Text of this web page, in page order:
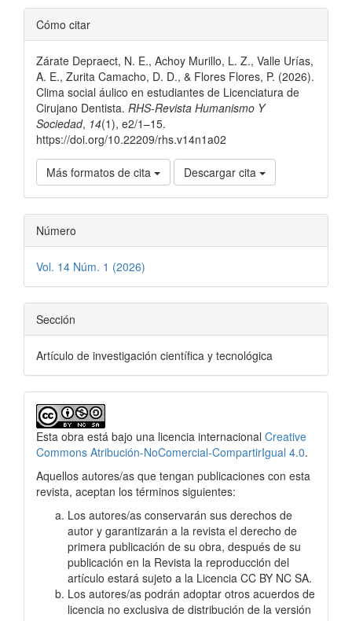
Detalles
del
artículo
Cómo citar
Zárate Depraect, N. E., Achoy Murillo, L. Z., Valle Urías,
A. E., Zurita Camacho, D. D., & Flores Flores, P. (2026).
Clima social áulico en estudiantes de Licenciatura de
Cirujano Dentista. RHS-Revista Humanismo Y
Sociedad, 14(1), e2/1–15.
https://doi.org/10.22209/rhs.v14n1a02
Más formatos de cita Descargar cita
Número
Vol. 14 Núm. 1 (2026)
Sección
Artículo de investigación científica y tecnológica
Esta obra está bajo una licencia internacional Creative
Commons Atribución-NoComercial-CompartirIgual 4.0.
Aquellos autores/as que tengan publicaciones con esta
revista, aceptan los términos siguientes:
Los autores/as conservarán sus derechos de
autor y garantizarán a la revista el derecho de
primera publicación de su obra, después de su
publicación en la Revista la reproducción del
artículo estará sujeto a la Licencia CC BY NC SA.
Los autores/as podrán adoptar otros acuerdos de
licencia no exclusiva de distribución de la versión